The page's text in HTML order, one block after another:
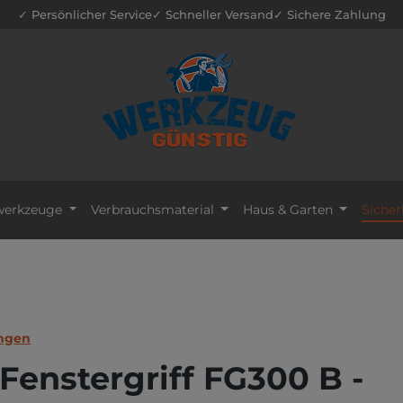
✓ Persönlicher Service✓ Schneller Versand✓ Sichere Zahlung
Verbrauchsmaterial Haus & Garten
FG300 B -